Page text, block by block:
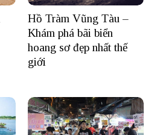
Hồ Tràm Vũng Tàu –
Khám phá bãi biển
hoang sơ đẹp nhất thế
giới